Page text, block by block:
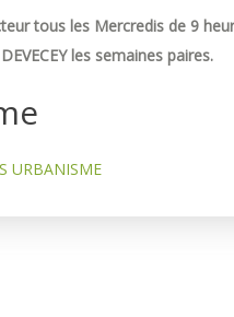
tous les Mercredis de 9
les semaines paires.
URBANISME